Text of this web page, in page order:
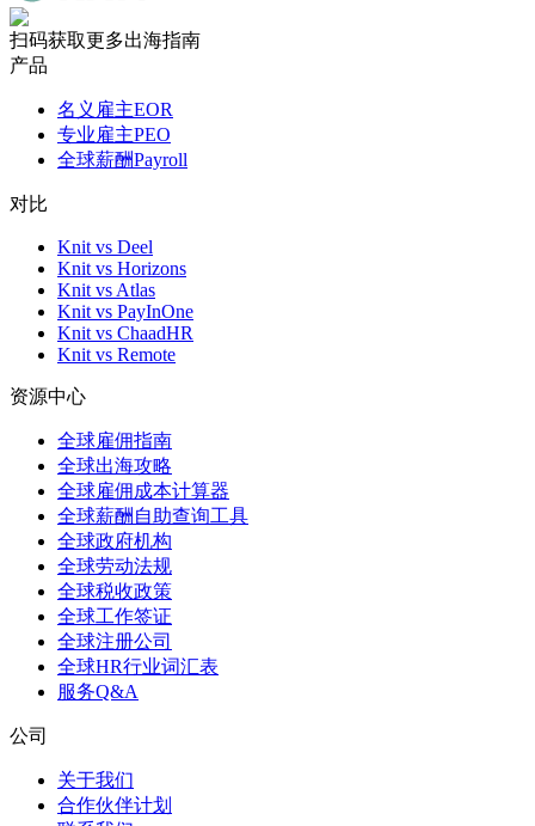
扫码获取更多出海指南
产品
名义雇主EOR
专业雇主PEO
全球薪酬Payroll
对比
Knit vs Deel
Knit vs Horizons
Knit vs Atlas
Knit vs PayInOne
Knit vs ChaadHR
Knit vs Remote
资源中心
全球雇佣指南
全球出海攻略
全球雇佣成本计算器
全球薪酬自助查询工具
全球政府机构
全球劳动法规
全球税收政策
全球工作签证
全球注册公司
全球HR行业词汇表
服务Q&A
公司
关于我们
合作伙伴计划